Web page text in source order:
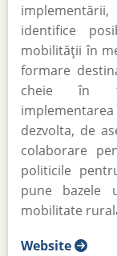
identifice
mobilității în
formare
cheie în
dezvolta, de
colaborare
politicile
pune bazele
mobilitate
Website